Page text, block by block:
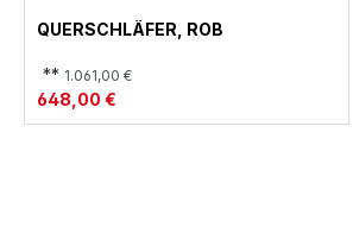
QUERSCHLÄFER, ROB
** 1.061,00 €
648,00 €